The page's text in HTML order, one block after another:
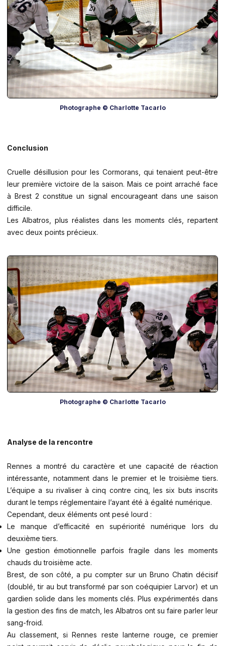
Photographe © Charlotte Tacarlo
Conclusion
Cruelle désillusion pour les Cormorans, qui tenaient peut-être
leur première victoire de la saison. Mais ce point arraché face
à Brest 2 constitue un signal encourageant dans une saison
difficile.
Les Albatros, plus réalistes dans les moments clés, repartent
avec deux points précieux.
Photographe © Charlotte Tacarlo
Analyse de la rencontre
Rennes a montré du caractère et une capacité de réaction
intéressante, notamment dans le premier et le troisième tiers.
L’équipe a su rivaliser à cinq contre cinq, les six buts inscrits
durant le temps réglementaire l’ayant été à égalité numérique.
Cependant, deux éléments ont pesé lourd :
Le manque d’efficacité en supériorité numérique lors du
deuxième tiers.
Une gestion émotionnelle parfois fragile dans les moments
chauds du troisième acte.
Brest, de son côté, a pu compter sur un Bruno Chatin décisif
(doublé, tir au but transformé par son coéquipier Larvor) et un
gardien solide dans les moments clés. Plus expérimentés dans
la gestion des fins de match, les Albatros ont su faire parler leur
sang-froid.
Au classement, si Rennes reste lanterne rouge, ce premier